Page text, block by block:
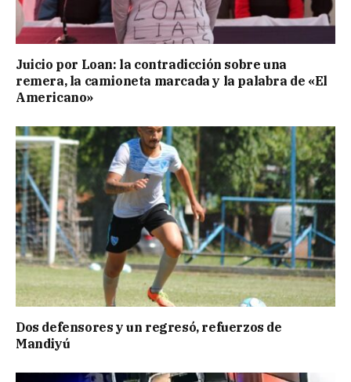
Juicio por Loan: la contradicción sobre una
remera, la camioneta marcada y la palabra de «El
Americano»
Dos defensores y un regresó, refuerzos de
Mandiyú